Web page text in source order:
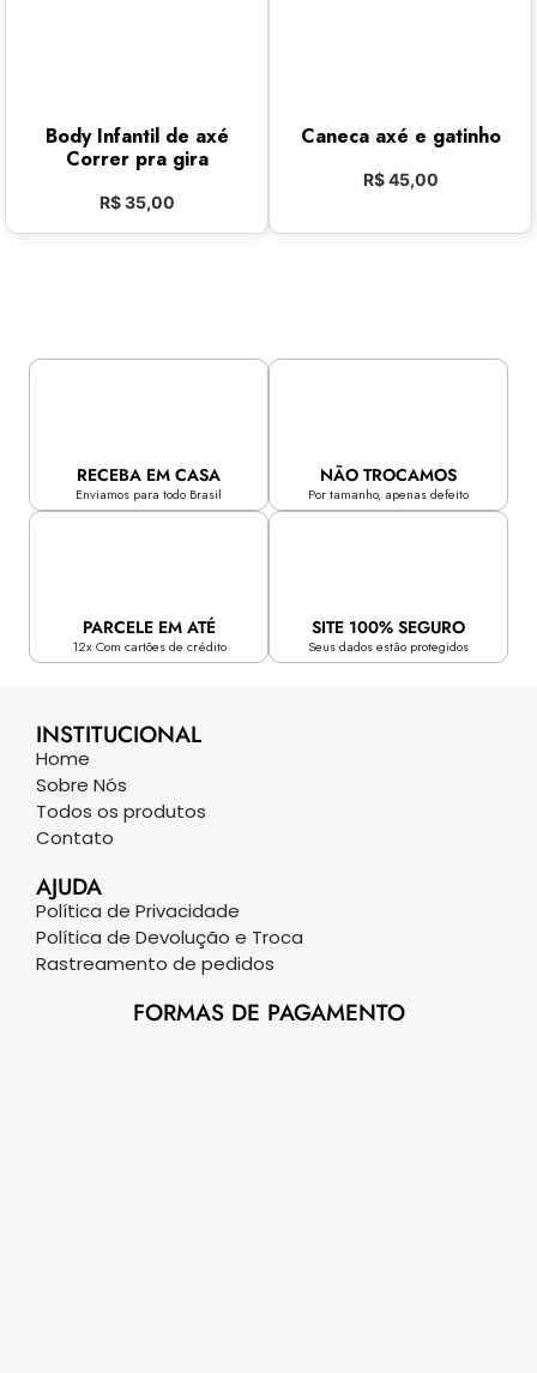
Body Infantil de axé
Correr pra gira
R$35,00
Caneca axé e gatinho
R$45,00
RECEBA EM CASA
Enviamos para todo Brasil
NÃO TROCAMOS
Por tamanho, apenas defeito
PARCELE EM ATÉ
12x Com cartões de crédito
SITE 100% SEGURO
Seus dados estão protegidos
INSTITUCIONAL
Home
Sobre Nós
Todos os produtos
Contato
AJUDA
Política de Privacidade
Política de Devolução e Troca
Rastreamento de pedidos
FORMAS DE PAGAMENTO